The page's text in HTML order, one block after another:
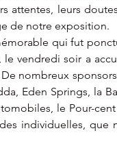
attentes, leurs
de notre exposition.
qui fut
vendredi soir a
nombreux
Eden Springs, la
le Pour-
individuelles, que